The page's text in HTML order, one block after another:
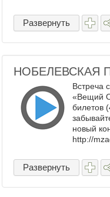
Развернуть
НОБЕЛЕВСКАЯ
Встреча
«Вещий
билетов
новый
http://
МОИ
Развернуть